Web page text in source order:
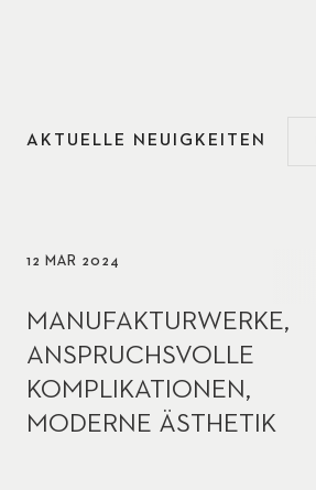
AKTUELLE NEUIGKEITEN
12 MÄR 2024
MANUFAKTURWERKE,
ANSPRUCHSVOLLE
KOMPLIKATIONEN,
MODERNE ÄSTHETIK